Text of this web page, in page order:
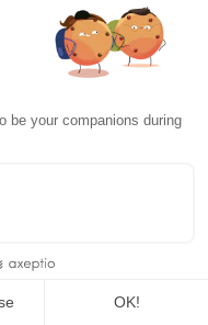
de gestion des
le
et
suivi des
RSE
be your companions during
OK!